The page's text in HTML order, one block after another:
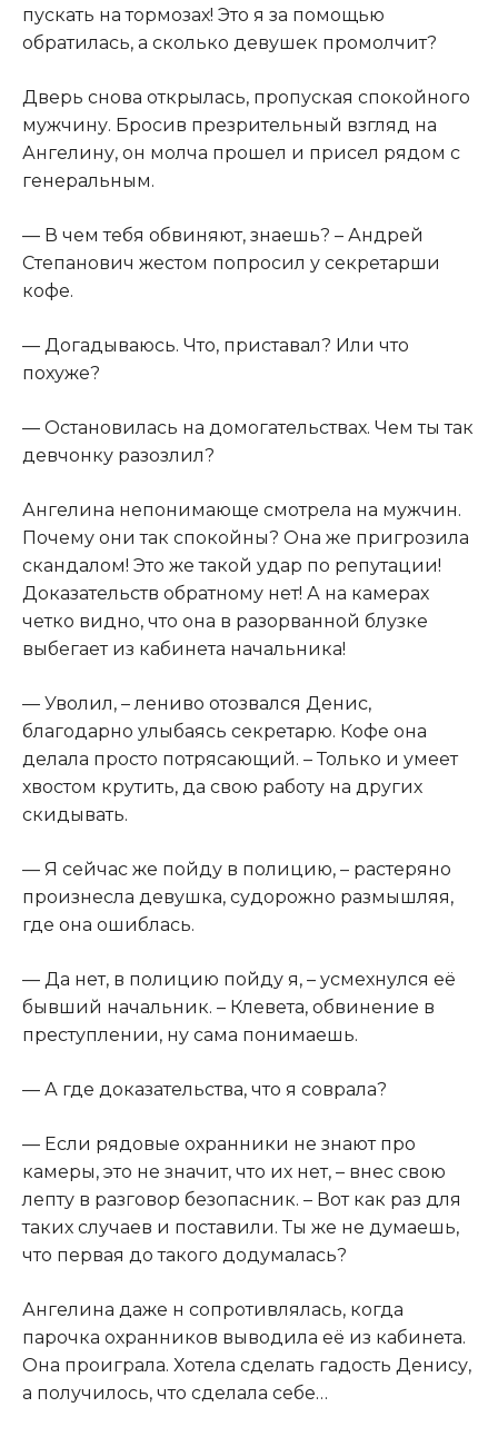
пускать на тормозах! Это я за помощью
обратилась, а сколько девушек промолчит?
Дверь снова открылась, пропуская спокойного
мужчину. Бросив презрительный взгляд на
Ангелину, он молча прошел и присел рядом с
генеральным.
— В чем тебя обвиняют, знаешь? – Андрей
Степанович жестом попросил у секретарши
кофе.
— Догадываюсь. Что, приставал? Или что
похуже?
— Остановилась на домoгательствах. Чем ты так
девчонку разозлил?
Ангелина непонимающе смотрела на мужчин.
Почему они так спокойны? Она же пригрозила
скандалом! Это же такой удар по репутации!
Доказательств обратному нет! А на камерах
четко видно, что она в разорванной блузке
выбегает из кабинета начальника!
— Уволил, – лениво отозвался Денис,
благодарно улыбаясь секретарю. Кофе она
делала просто потрясающий. – Только и умеет
хвостом крутить, да свою работу на других
скидывать.
— Я сейчас же пойду в полицию, – растеряно
произнесла девушка, судорожно размышляя,
где она ошиблась.
— Да нет, в полицию пойду я, – усмехнулся её
бывший начальник. – Клевета, обвинение в
преступлении, ну сама понимаешь.
— А где доказательства, что я соврала?
— Если рядовые охранники не знают про
камеры, это не значит, что их нет, – внес свою
лепту в разговор безопасник. – Вот как раз для
таких случаев и поставили. Ты же не думаешь,
что первая до такого додумалась?
Ангелина даже н сопротивлялась, когда
парочка охранников выводила её из кабинета.
Она проиграла. Хотела сделать гадость Денису,
а получилось, что сделала себе…